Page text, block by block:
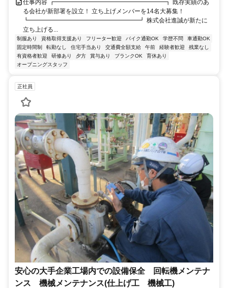
仕事内容 ┏━━━━━━━━━━━━━━━━━━┓ 既存実績のあ
る会社が新部署を設立！ 立ち上げメンバーを14名大募集！
┗━━━━━━━━━━━━━━━━━━┛ 株式会社進誠が新たに
立ち上げる...
制服あり 資格取得支援あり フリーター歓迎 バイク通勤OK 学歴不問
車通勤OK
固定時間制
転勤なし 住宅手当あり 交通費全額支給 午前 経験者歓迎
残業なし
有資格者歓迎
研修あり 夕方 賞与あり ブランクOK
育休あり
オープニングスタッフ
正社員
安心の大手企業工場内での設備保全 回転機メンテナ
ンス 機械メンテナンス(仕上げ工 機械工)